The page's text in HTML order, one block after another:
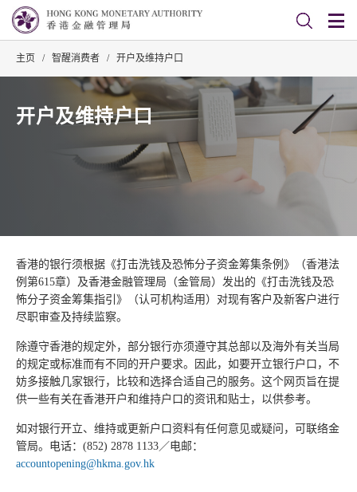
主页 / 智醒消费者 / 开户及维持户口
开户及维持户口
香港的银行须根据《打击洗钱及恐怖分子资金筹集条例》（香港法
例第615章）及香港金融管理局（金管局）发出的《打击洗钱及恐
怖分子资金筹集指引》（认可机构适用）对现有客户及新客户进行
尽职审查及持续监察。
除遵守香港的规定外，部分银行亦须遵守其总部以及海外有关当局
的规定或标准而有不同的开户要求。因此，如要开立银行户口，不
妨多接触几家银行，比较和选择合适自己的服务。这个网页旨在提
供一些有关在香港开户和维持户口的资讯和贴士，以供参考。
如对银行开立、维持或更新户口资料有任何意见或疑问，可联络金
管局。电话：(852) 2878 1133／电邮：
accountopening@hkma.gov.hk